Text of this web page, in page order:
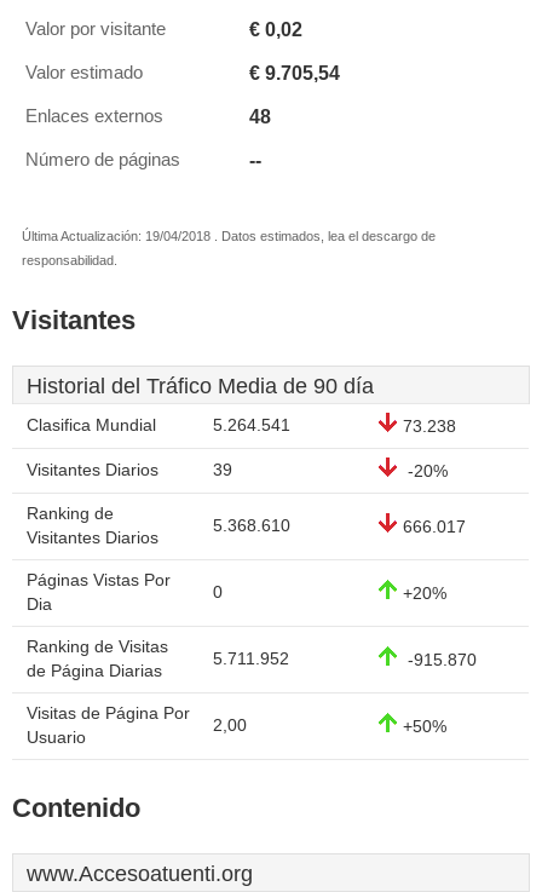
Valor por visitante € 0,02
Valor estimado € 9.705,54
Enlaces externos 48
Número de páginas --
Última Actualización: 19/04/2018 . Datos estimados, lea el descargo de
responsabilidad.
Visitantes
Historial del Tráfico Media de 90 día
Clasifica Mundial 5.264.541 73.238
Visitantes Diarios 39 -20%
Ranking de
Visitantes Diarios
5.368.610 666.017
Páginas Vistas Por
Dia
0 +20%
Ranking de Visitas
de Página Diarias
5.711.952 -915.870
Visitas de Página Por
Usuario
2,00 +50%
Contenido
www.Accesoatuenti.org